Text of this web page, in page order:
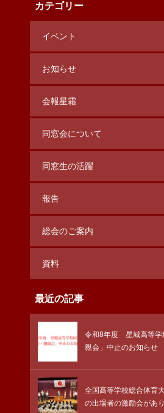
カテゴリー
イベント
お知らせ
会報星霜
同窓会について
同窓生の活躍
報告
総会のご案内
資料
最近の記事
令和8年度 星城高等
親会」中止のお知らせ
全国高等学校総合体育
の出場者の激励会があり